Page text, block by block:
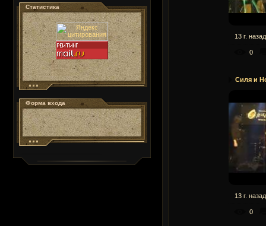
Статистика
Форма входа
13 г. назад
0
Силя и
13 г. назад
0